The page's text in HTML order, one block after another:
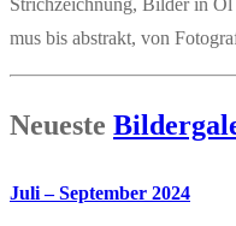
mus bis abs­trakt, von
Neu­es­te
Juli – Sep­tem­ber 2024